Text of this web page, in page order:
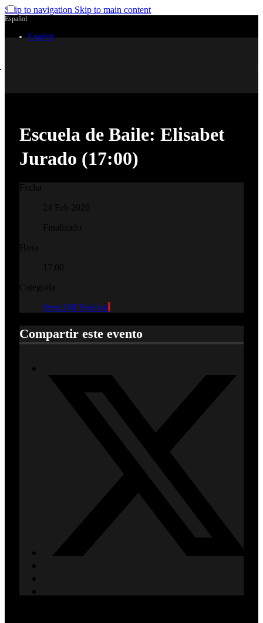
Skip to navigation Skip to main content
Español
English
Escuela de Baile: Elisabet
Jurado (17:00)
Fecha
24 Feb 2026
Finalizado
Hora
17:00
Categoría
Jerez Off Festival
Compartir este evento